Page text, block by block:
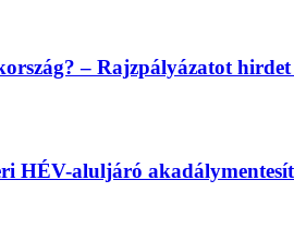
– Rajzpályázatot
HÉV-aluljáró